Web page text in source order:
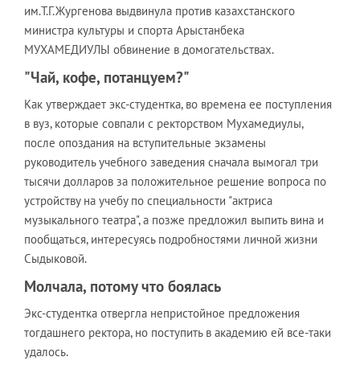
им.Т.Г.Жургенова выдвинула против казахстанского
министра культуры и спорта Арыстанбека
МУХАМЕДИУЛЫ обвинение в домогательствах.
"Чай, кофе, потанцуем?"
Как утверждает экс-студентка, во времена ее поступления
в вуз, которые совпали с ректорством Мухамедиулы,
после опоздания на вступительные экзамены
руководитель учебного заведения сначала вымогал три
тысячи долларов за положительное решение вопроса по
устройству на учебу по специальности "актриса
музыкального театра", а позже предложил выпить вина и
пообщаться, интересуясь подробностями личной жизни
Сыдыковой.
Молчала, потому что боялась
Экс-студентка отвергла непристойное предложения
тогдашнего ректора, но поступить в академию ей все-таки
удалось.